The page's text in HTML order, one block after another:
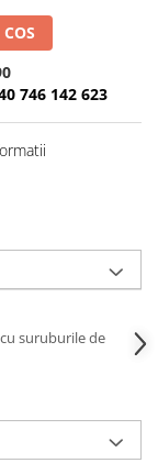
746 142 623
suruburile de